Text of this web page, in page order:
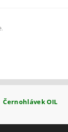
Černohlávek OIL